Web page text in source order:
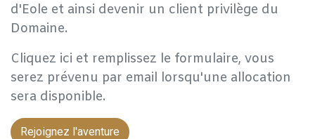
d'Eole et ainsi devenir un client privilège du
Domaine.
Cliquez ici et remplissez le formulaire, vous
serez prévenu par email lorsqu'une allocation
sera disponible.
Rejoignez l'aventure